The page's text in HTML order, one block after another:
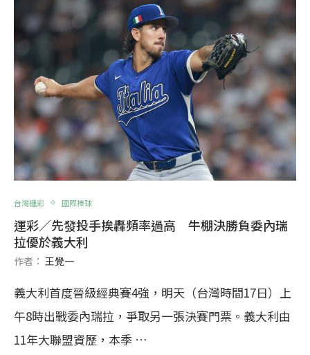
台灣運彩 國際棒球
運彩／先發投手挨轟頻率過高 牛棚決勝負委內瑞
拉優於義大利
作者： 王覺一
義大利首度晉級經典賽4強，明天（台灣時間17日）上
午8時出戰委內瑞拉，爭取另一張決賽門票。義大利由
11年大聯盟資歷，本季 …